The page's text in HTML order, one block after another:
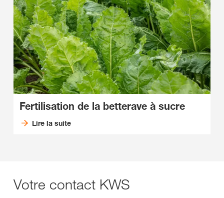
Fertilisation de la betterave à sucre
Lire la suite
Votre contact KWS